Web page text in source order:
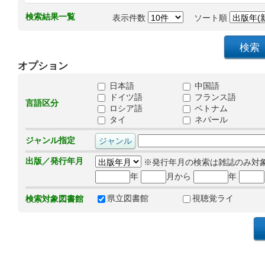
検索結果一覧 表示件数 ソート順
オプション
言語区分
日本語
中国語
ドイツ語
フランス語
ロシア語
ベトナム
タイ
ネパール
ジャンル指定
出版／発行年月
※発行年月の検索は雑誌のみ対
年
月から 年
検索対象図書館 県立図書館 視聴覚ライ